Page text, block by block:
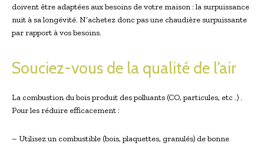
doivent être adaptées aux besoins de votre maison : la surpuissance
nuit à sa longévité. N’achetez donc pas une chaudière surpuissante
par rapport à vos besoins.
Souciez-vous de la qualité de l’air
La combustion du bois produit des polluants (CO, particules, etc .) .
Pour les réduire efficacement :
– Utilisez un combustible (bois, plaquettes, granulés) de bonne